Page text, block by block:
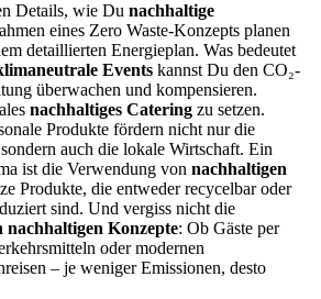
Details, wie Du nachhaltige
eines Zero Waste-Konzepts planen
detaillierten Energieplan. Was bedeutet
Events kannst Du den CO₂-
überwachen und kompensieren.
nachhaltiges Catering zu setzen.
Produkte fördern nicht nur die
auch die lokale Wirtschaft. Ein
ist die Verwendung von nachhaltigen
Produkte, die entweder recycelbar oder
sind. Und vergiss nicht die
nachhaltigen Konzepte: Ob Gäste per
oder modernen
– je weniger Emissionen, desto